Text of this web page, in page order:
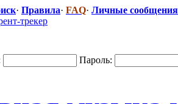
· Правила· FAQ· Личные сообщения
Пароль: